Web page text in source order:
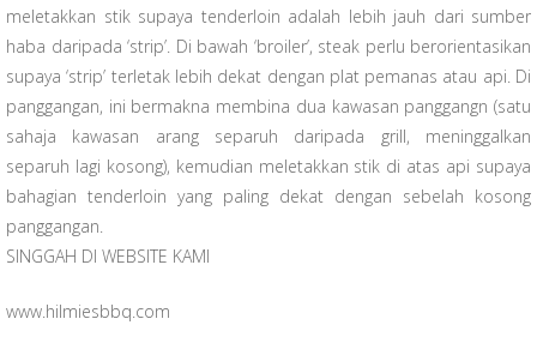
meletakkan stik supaya tenderloin adalah lebih jauh dari sumber
haba daripada ‘strip’. Di bawah ‘broiler’, steak perlu berorientasikan
supaya ‘strip’ terletak lebih dekat dengan plat pemanas atau api. Di
panggangan, ini bermakna membina dua kawasan panggangn (satu
sahaja kawasan arang separuh daripada grill, meninggalkan
separuh lagi kosong), kemudian meletakkan stik di atas api supaya
bahagian tenderloin yang paling dekat dengan sebelah kosong
panggangan.
SINGGAH DI WEBSITE KAMI
www.hilmiesbbq.com